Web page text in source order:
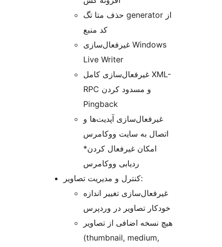
حذف متا تگ generator از
کد منبع
غیرفعال‌سازی Windows
Live Writer
غیرفعال‌سازی کامل XML-
RPC و مسدود کردن
Pingback
غیرفعال‌سازی آپدیت‌ها و
اتصال به سایت ووکامرس
*امکان غیرفعال کردن
ردیابی ووکامرس
کنترل و مدیریت تصاویر:
غیرفعال‌سازی تغییر اندازه
خودکار تصاویر در وردپرس
هیچ نسخه اضافی از تصاویر
(thumbnail, medium,